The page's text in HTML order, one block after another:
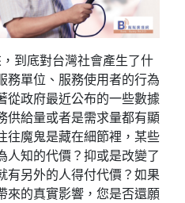
到底對台灣社會產生了什
務單位、服務使用者的行為
從政府最近公布的一些數據
供給量或者是需求量都有顯
往魔鬼是藏在細節裡，某些
人知的代價？抑或是改變了
有另外的人得付代價？如果
來的真實影響，您是否還願